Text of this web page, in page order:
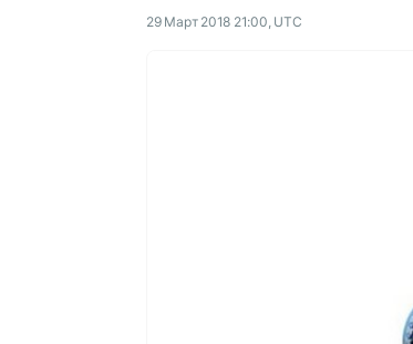
29 Март 2018 21:00, UTC